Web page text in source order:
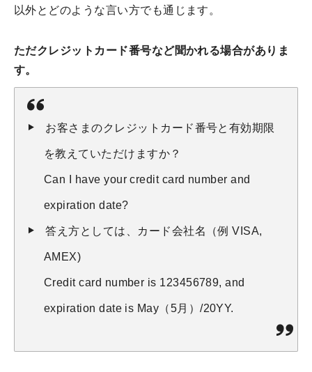
以外とどのような言い方でも通じます。
ただクレジットカード番号など聞かれる場合がありま
す。
お客さまのクレジットカード番号と有効期限
を教えていただけますか？
Can I have your credit card number and
expiration date?
答え方としては、カード会社名（例 VISA,
AMEX)
Credit card number is 123456789, and
expiration date is May（5月）/20YY.